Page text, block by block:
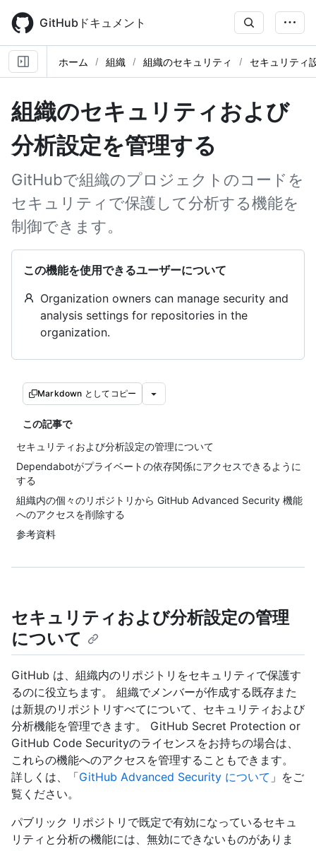
main
content
GitHubドキュメント
ホーム 組織 組織のセキュリティ セキュリティ
組織のセキュリティおよび
分析設定を管理する
GitHubで組織のプロジェクトのコードを
セキュリティで保護して分析する機能を
制御できます。
この機能を使用できるユーザーについて
Organization owners can manage security and
analysis settings for repositories in the
organization.
Markdown としてコピー
この記事で
セキュリティおよび分析設定の管理について
Dependabotがプライベートの依存関係にアクセスできるように
する
組織内の個々のリポジトリから GitHub Advanced Security 機能
へのアクセスを削除する
参考資料
セキュリティおよび分析設定の管理
について
GitHub は、組織内のリポジトリをセキュリティで保護す
るのに役立ちます。 組織でメンバーが作成する既存また
は新規のリポジトリすべてについて、セキュリティおよび
分析機能を管理できます。 GitHub Secret Protection or
GitHub Code Securityのライセンスをお持ちの場合は、
これらの機能へのアクセスを管理することもできます。
詳しくは、「GitHub Advanced Security について 」をご
覧ください。
パブリック リポジトリで既定で有効になっているセキュ
リティと分析の機能には、無効にできないものがありま